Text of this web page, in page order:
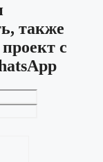
также
с